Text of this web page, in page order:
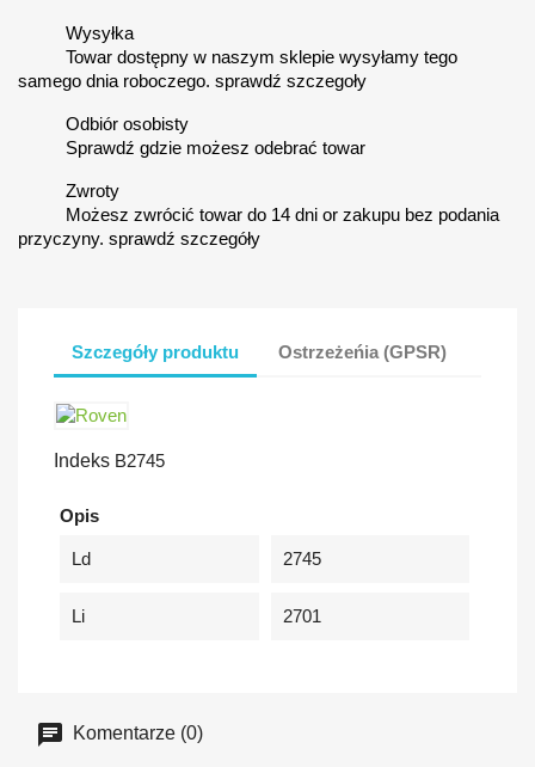
Wysyłka
Towar dostępny w naszym sklepie wysyłamy tego
samego dnia roboczego. sprawdź szczegoły
Odbiór osobisty
Sprawdź gdzie możesz odebrać towar
Zwroty
Możesz zwrócić towar do 14 dni or zakupu bez podania
przyczyny. sprawdź szczegóły
Szczegóły produktu Ostrzeżeńia (GPSR)
Indeks B2745
Opis
Ld 2745
Li 2701
Komentarze (0)